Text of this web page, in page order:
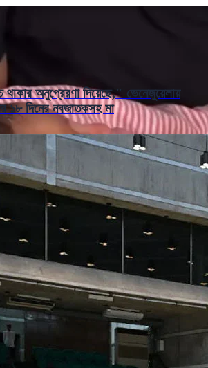
অনুপ্রেরণা দিয়েছে," ভেনেজুয়েলায়
১৮ দিনের নবজাতকসহ মা